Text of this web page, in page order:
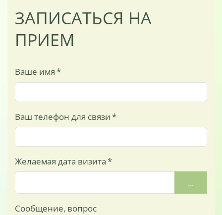
ЗАПИСАТЬСЯ НА
ПРИЕМ
Ваше имя*
Ваш телефон для связи*
Желаемая дата визита*
...
Сообщение, вопрос